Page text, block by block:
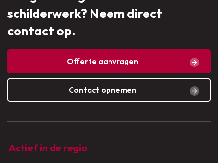
schilderwerk? Neem direct
contact op.
Offerte aanvragen
Contact opnemen
Actief in de regio